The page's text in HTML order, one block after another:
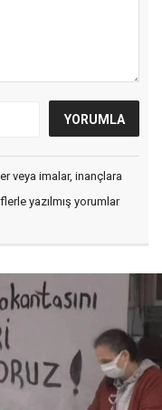
veya imalar, inançlara
yazılmış yorumlar